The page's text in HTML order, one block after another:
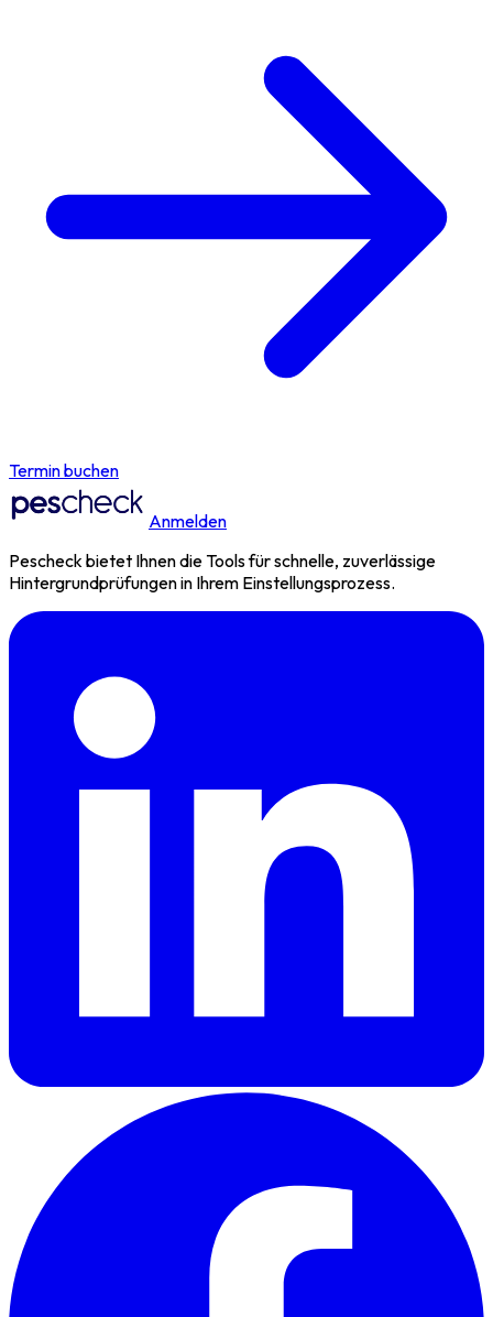
Termin buchen
Anmelden
Pescheck bietet Ihnen die Tools für schnelle, zuverlässige
Hintergrundprüfungen in Ihrem Einstellungsprozess.